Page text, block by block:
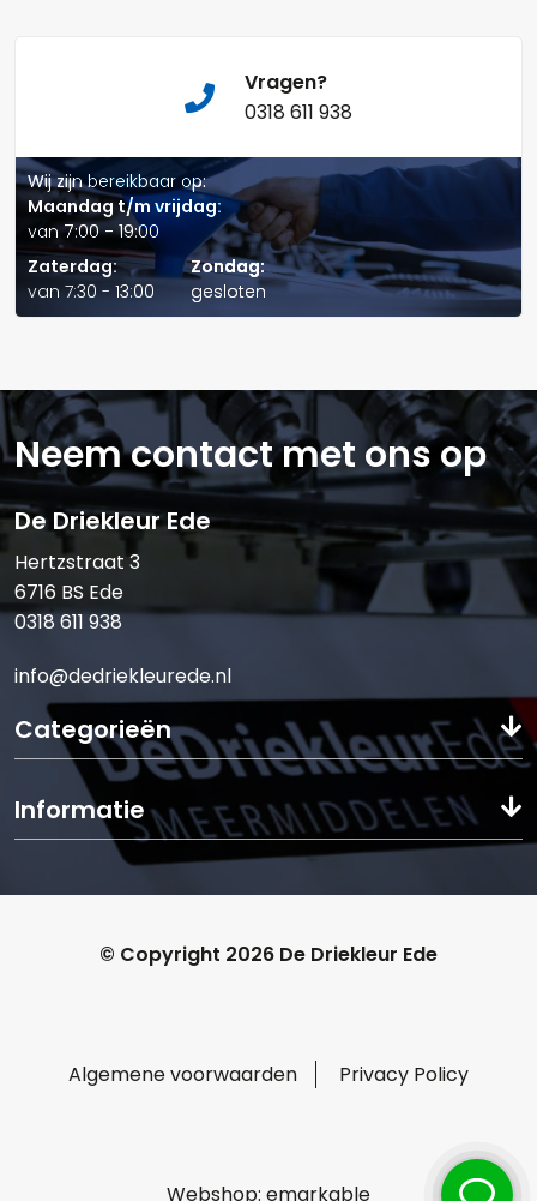
Vragen?
0318 611 938
Wij zijn bereikbaar op:
Maandag t/m vrijdag:
van 7:00 - 19:00
Zaterdag:
van 7:30 - 13:00
Zondag:
gesloten
Verstuur offerte
Neem contact met ons op
De Driekleur Ede
Hertzstraat 3
6716 BS Ede
0318 611 938
info@dedriekleurede.nl
Categorieën
Informatie
© Copyright 2026 De Driekleur Ede
Algemene voorwaarden Privacy Policy
Webshop: emarkable